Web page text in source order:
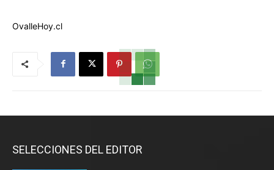
OvalleHoy.cl
SELECCIONES DEL EDITOR